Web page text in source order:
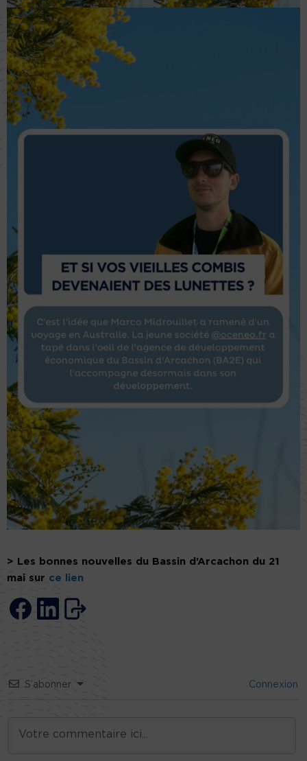
> Les bonnes nouvelles du Bassin d’Arcachon du 21
mai sur ce lien
S’abonner Connexion